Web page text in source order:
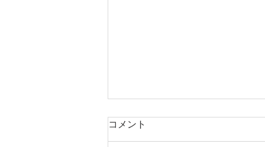
一般社団法人「ことばの教
コメント